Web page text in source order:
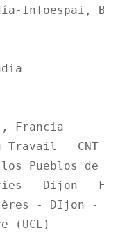
Infoespai,
Francia
Travail - CNT-
Pueblos de
- Dijon -
- DIjon -
(UCL)